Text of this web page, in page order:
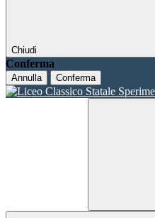
Chiudi
Conferma
Annulla Conferma